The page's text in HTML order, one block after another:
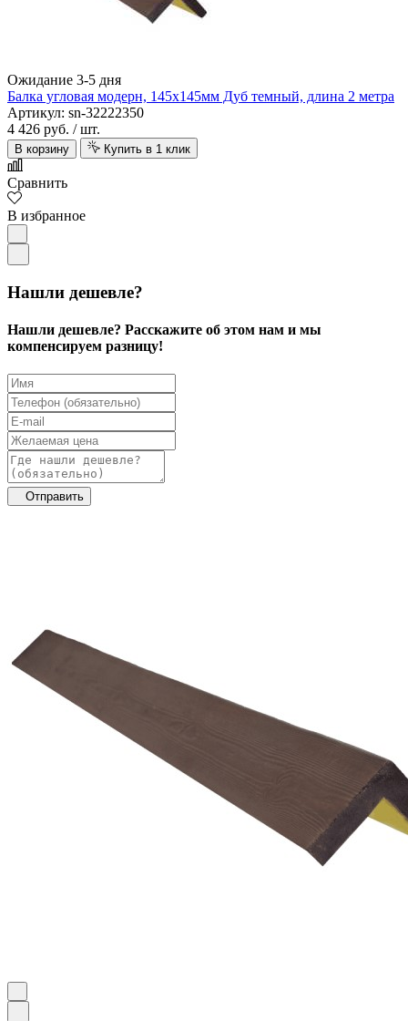
Ожидание 3-5 дня
Балка угловая модерн, 145х145мм Дуб темный, длина 2 метра
Артикул: sn-32222350
4 426 руб. / шт.
В корзину Купить в 1 клик
Сравнить
В избранное
Нашли дешевле?
Нашли дешевле? Расскажите об этом нам и мы
компенсируем разницу!
Отправить